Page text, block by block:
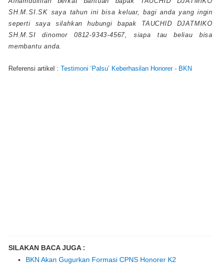
SH.M.SI.SK saya tahun ini bisa keluar, bagi anda yang ingin
seperti saya silahkan hubungi bapak TAUCHID DJATMIKO
SH.M.SI dinomor 0812-9343-4567, siapa tau beliau bisa
membantu anda.
Referensi artikel : Testimoni ‘Palsu’ Keberhasilan Honorer - BKN
SILAKAN BACA JUGA :
BKN Akan Gugurkan Formasi CPNS Honorer K2